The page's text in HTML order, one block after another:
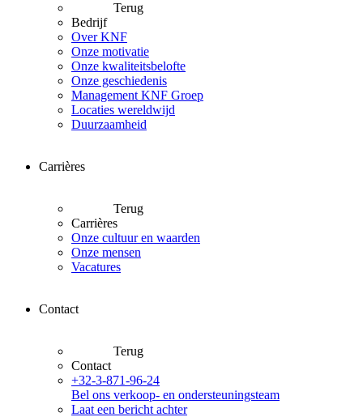
Terug
Bedrijf
Over KNF
Onze motivatie
Onze kwaliteitsbelofte
Onze geschiedenis
Management KNF Groep
Locaties wereldwijd
Duurzaamheid
Carrières
Terug
Carrières
Onze cultuur en waarden
Onze mensen
Vacatures
Contact
Terug
Contact
+32-3-871-96-24
Bel ons verkoop- en ondersteuningsteam
Laat een bericht achter